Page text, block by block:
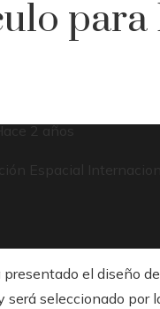
Hace 2 años
el diseño
seleccionado por